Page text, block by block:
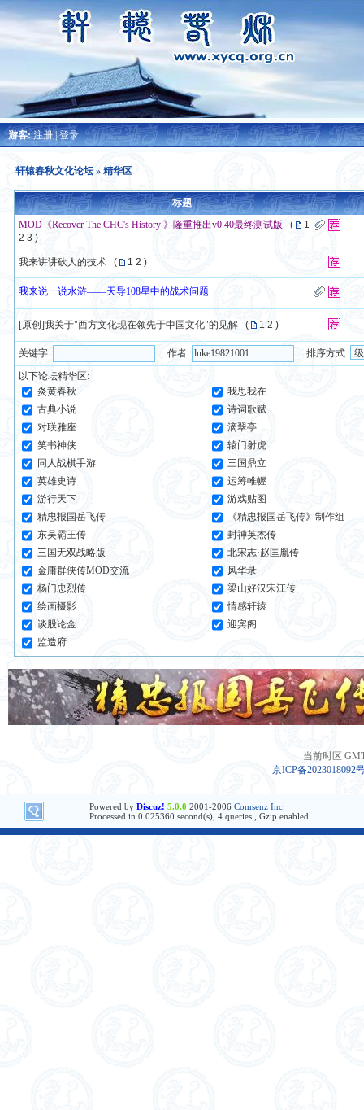
游客:注册|登录
轩辕春秋文化论坛» 精华区
标题
MOD《Recover The CHC's History 》隆重推出v0.40最终测试版
(
1
2 3 )
我来讲讲砍人的技术 ( 1 2 )
我来说一说水浒——天导108星中的战术问题
[原创]我关于"西方文化现在领先于中国文化"的见解 ( 1 2 )
关键字: 作者:
排序方式:
以下论坛精华区:
炎黄春秋
我思我在
古典小说
诗词歌赋
对联雅座
滴翠亭
笑书神侠
辕门射虎
同人战棋手游
三国鼎立
英雄史诗
运筹帷幄
游行天下
游戏贴图
精忠报国岳飞传
《精忠报国岳飞传》制作组
东吴霸王传
封神英杰传
三国无双战略版
北宋志·赵匡胤传
金庸群侠传MOD交流
风华录
杨门忠烈传
梁山好汉宋江传
绘画摄影
情感轩辕
谈股论金
迎宾阁
监造府
当前时区
京ICP备2023018092
Powered by Discuz! 5.0.0 2001-2006 Comsenz Inc.
Processed in 0.025360 second(s), 4 queries , Gzip enabled